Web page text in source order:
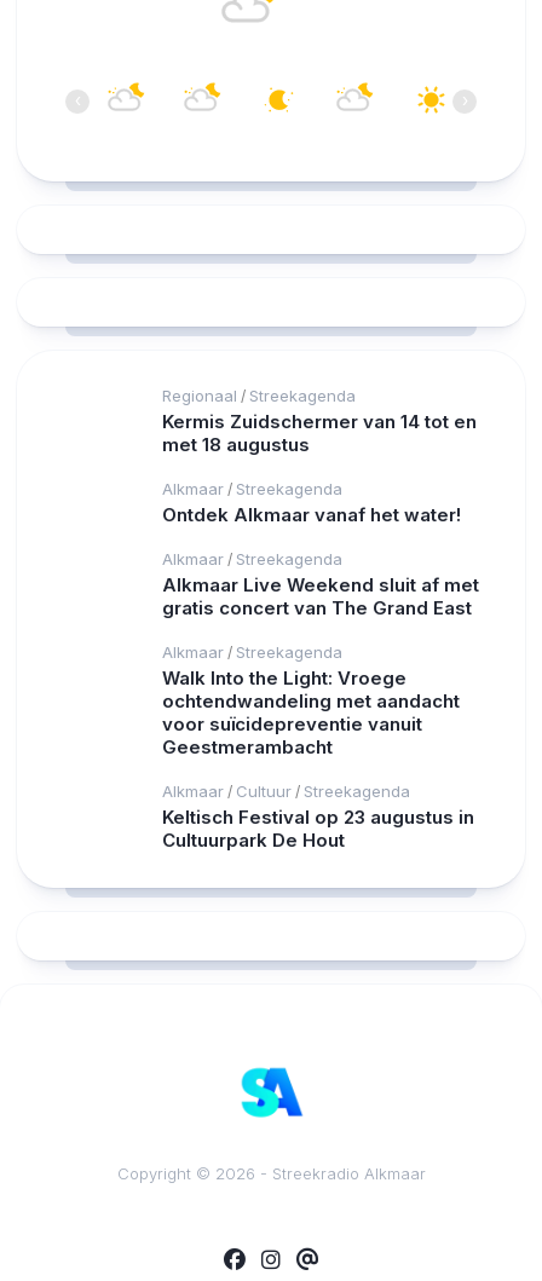
‹ ›
Regionaal / Streekagenda
Kermis Zuidschermer van 14 tot en
met 18 augustus
Alkmaar / Streekagenda
Ontdek Alkmaar vanaf het water!
Alkmaar / Streekagenda
Alkmaar Live Weekend sluit af met
gratis concert van The Grand East
Alkmaar / Streekagenda
Walk Into the Light: Vroege
ochtendwandeling met aandacht
voor suïcidepreventie vanuit
Geestmerambacht
Alkmaar / Cultuur / Streekagenda
Keltisch Festival op 23 augustus in
Cultuurpark De Hout
Copyright © 2026 - Streekradio Alkmaar